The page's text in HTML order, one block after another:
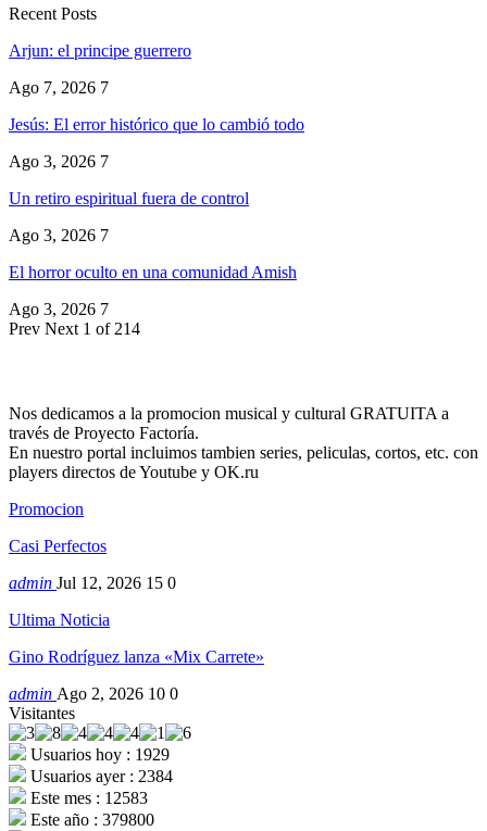
Recent Posts
Arjun: el principe guerrero
Ago 7, 2026 7
Jesús: El error histórico que lo cambió todo
Ago 3, 2026 7
Un retiro espiritual fuera de control
Ago 3, 2026 7
El horror oculto en una comunidad Amish
Ago 3, 2026 7
Prev Next 1 of 214
Nos dedicamos a la promocion musical y cultural GRATUITA a
través de Proyecto Factoría.
En nuestro portal incluimos tambien series, peliculas, cortos, etc. con
players directos de Youtube y OK.ru
Promocion
Casi Perfectos
admin Jul 12, 2026 15 0
Ultima Noticia
Gino Rodríguez lanza «Mix Carrete»
admin Ago 2, 2026 10 0
Visitantes
Usuarios hoy : 1929
Usuarios ayer : 2384
Este mes : 12583
Este año : 379800